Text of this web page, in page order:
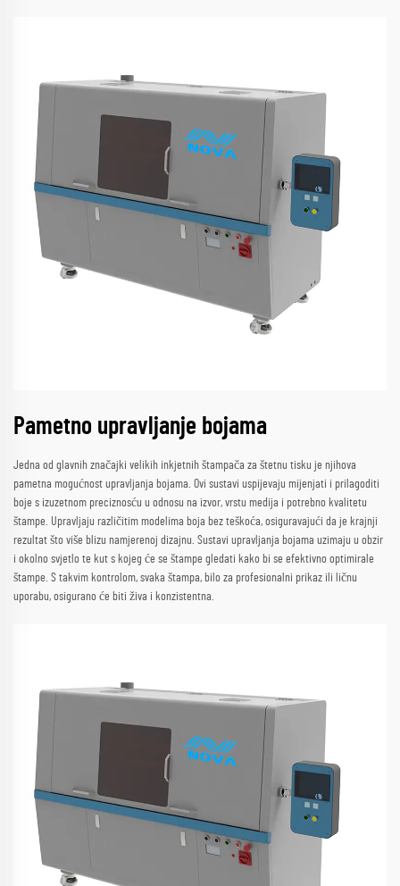
Pametno upravljanje bojama
Jedna od glavnih značajki velikih inkjetnih štampača za štetnu tisku je njihova
pametna mogućnost upravljanja bojama. Ovi sustavi uspijevaju mijenjati i prilagoditi
boje s izuzetnom preciznosću u odnosu na izvor, vrstu medija i potrebno kvalitetu
štampe. Upravljaju različitim modelima boja bez teškoća, osiguravajući da je krajnji
rezultat što više blizu namjerenoj dizajnu. Sustavi upravljanja bojama uzimaju u obzir
i okolno svjetlo te kut s kojeg će se štampe gledati kako bi se efektivno optimirale
štampe. S takvim kontrolom, svaka štampa, bilo za profesionalni prikaz ili ličnu
uporabu, osigurano će biti živa i konzistentna.